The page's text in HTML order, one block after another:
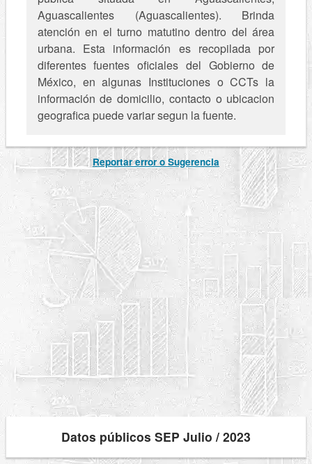
Aguascalientes (Aguascalientes). Brinda
atención en el turno matutino dentro del área
urbana. Esta información es recopilada por
diferentes fuentes oficiales del Gobierno de
México, en algunas Instituciones o CCTs la
información de domicilio, contacto o ubicacion
geografica puede variar segun la fuente.
Reportar error o Sugerencia
Datos públicos SEP Julio / 2023